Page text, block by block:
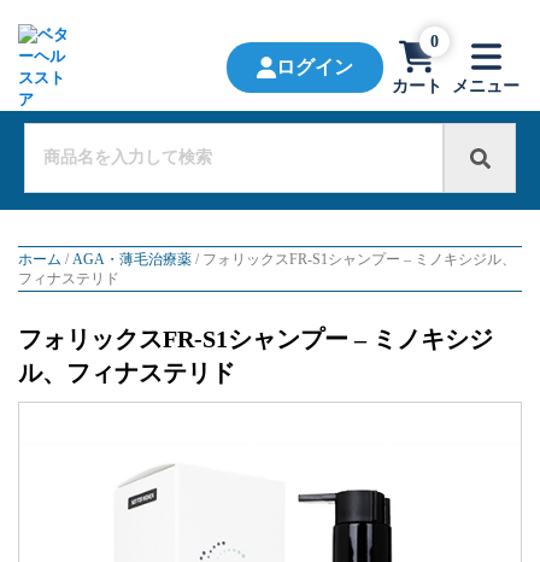
ログイン
カート
0
メニュー
ホーム /AGA・薄毛治療薬 / フォリックスFR-S1シャンプー – ミノキシジル、
フィナステリド
フォリックスFR-S1シャンプー – ミノキシジ
ル、フィナステリド